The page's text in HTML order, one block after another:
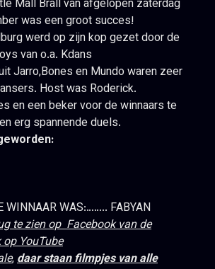
Mall Brall van afgelopen zaterdag
was een groot succes!
werd op zijn kop gezet door de
van o.a. Kdans
Jarro,Bones en Mundo waren zeer
Host was Roderick.
en een beker voor de winnaars te
erg spannende duels.
WAS:…….. FABYAN
te zien op Facebook van de
YouTube
,daar staan filmpjes van alle